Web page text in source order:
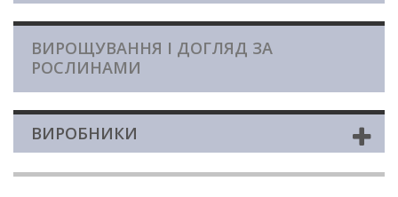
ВИРОЩУВАННЯ І ДОГЛЯД ЗА
РОСЛИНАМИ
ВИРОБНИКИ